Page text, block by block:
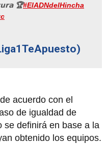
🏆#ElADNdelHincha
acuerdo con el
de igualdad de
se definirá en base a la
obtenido los equipos.